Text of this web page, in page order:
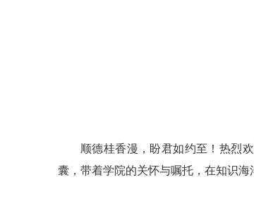
顺德桂香漫，盼君如约至！热烈
囊，带着学院的关怀与嘱托，在知识